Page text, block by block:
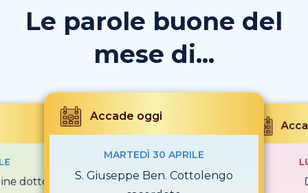
Le parole buone del
mese di...
dottore
Accade oggi
MARTEDÌ 30 APRILE
S. Giuseppe Ben. Cottolengo